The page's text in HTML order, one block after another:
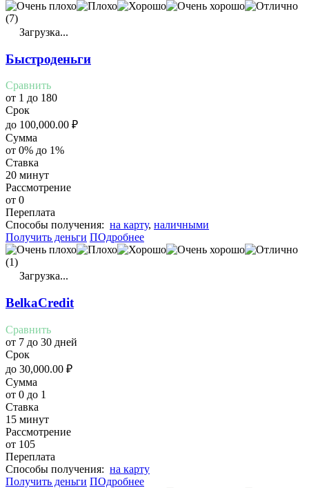
(7)
Загрузка...
Быстроденьги
Сравнить
от 1 до 180
Срок
до 100,000.00 ₽
Сумма
от 0% до 1%
Ставка
20 минут
Рассмотрение
от 0
Переплата
Cпособы получения: на карту, наличными
Получить деньги ПОдробнее
(1)
Загрузка...
BelkaCredit
Сравнить
от 7 до 30 дней
Срок
до 30,000.00 ₽
Сумма
от 0 до 1
Ставка
15 минут
Рассмотрение
от 105
Переплата
Cпособы получения: на карту
Получить деньги ПОдробнее